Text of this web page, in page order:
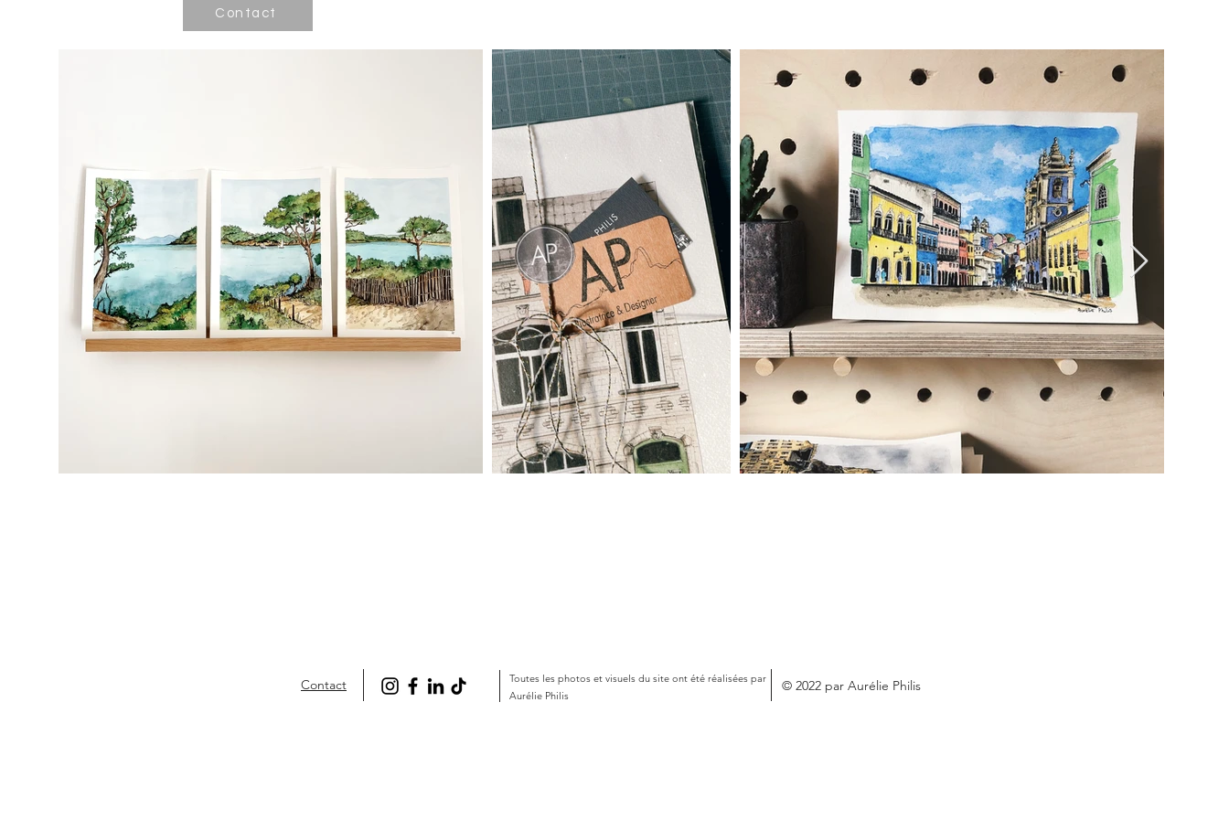
Contact
Contact
Toutes les photos et visuels du site ont été réalisées par
Aurélie Philis
© 2022 par Aurélie Philis